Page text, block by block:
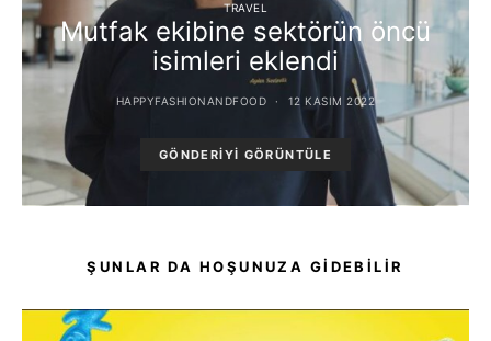
TRAVEL
Mutfak ekibine sektörün öncü
isimleri eklendi
HAPPYFASHIONANDFOOD 12 KASIM 2022
GÖNDERIYI GÖRÜNTÜLE
ŞUNLAR DA HOŞUNUZA GIDEBILIR